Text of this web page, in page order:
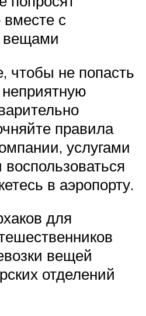
вместе с
вещами
чтобы не попасть
правила
услугами
в аэропорту.
для
вещей
отделений